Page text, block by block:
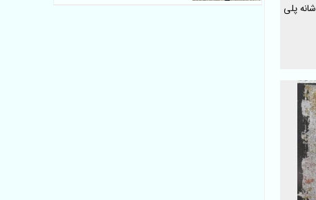
فرش مدرن طرح ترک کد 102 | فرش 500 شانه پلی